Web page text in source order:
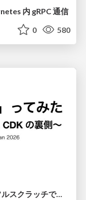
内 gRPC 通信
0 580
AWS CDK を「作」ってみた 〜フルスクラッチで見えた CDK の裏側〜 / aws-cdk-from-scratch